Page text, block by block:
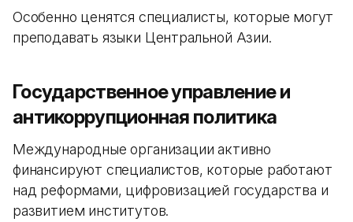
Особенно ценятся специалисты, которые могут
преподавать языки Центральной Азии.
Государственное управление и
антикоррупционная политика
Международные организации активно
финансируют специалистов, которые работают
над реформами, цифровизацией государства и
развитием институтов.